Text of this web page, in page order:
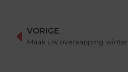
VORIGE
Maak uw overkapping